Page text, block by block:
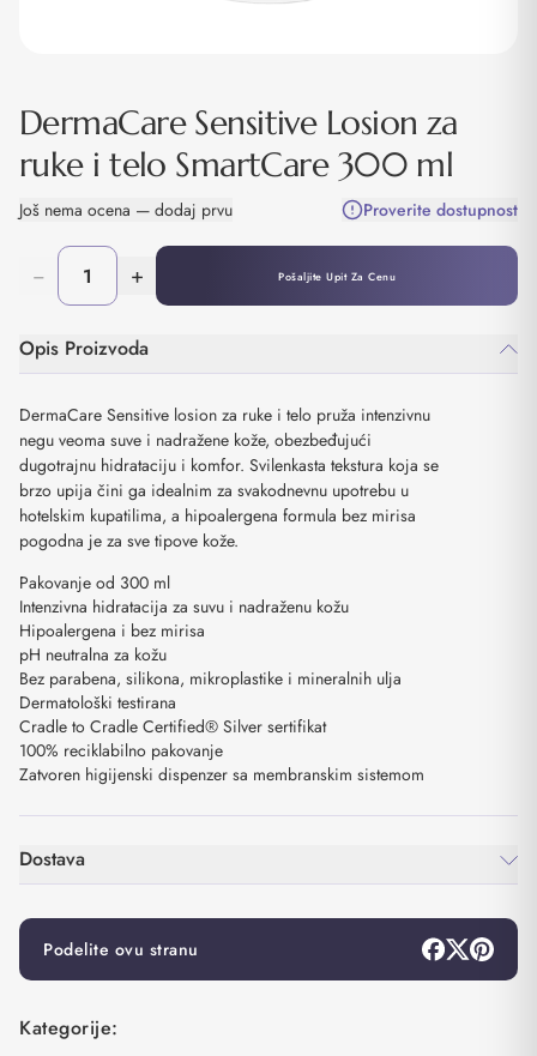
DermaCare Sensitive Losion za
ruke i telo SmartCare 300 ml
Još nema ocena — dodaj prvu Proverite dostupnost
− + Pošaljite Upit Za Cenu
Opis Proizvoda
DermaCare Sensitive losion za ruke i telo pruža intenzivnu
negu veoma suve i nadražene kože, obezbeđujući
dugotrajnu hidrataciju i komfor. Svilenkasta tekstura koja se
brzo upija čini ga idealnim za svakodnevnu upotrebu u
hotelskim kupatilima, a hipoalergena formula bez mirisa
pogodna je za sve tipove kože.
Pakovanje od 300 ml
Intenzivna hidratacija za suvu i nadraženu kožu
Hipoalergena i bez mirisa
pH neutralna za kožu
Bez parabena, silikona, mikroplastike i mineralnih ulja
Dermatološki testirana
Cradle to Cradle Certified® Silver sertifikat
100% reciklabilno pakovanje
Zatvoren higijenski dispenzer sa membranskim sistemom
Dostava
Podelite ovu stranu
Kategorije: